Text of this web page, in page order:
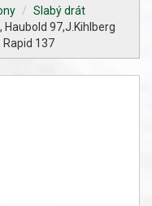
Slabý drát
97,J.Kihlberg
Rapid 137